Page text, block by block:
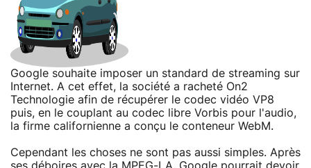
Google souhaite imposer un standard de streaming sur
Internet. A cet effet, la société a racheté On2
Technologie afin de récupérer le codec vidéo VP8
puis, en le couplant au codec libre Vorbis pour l'audio,
la firme californienne a conçu le conteneur WebM.
Cependant les choses ne sont pas aussi simples. Après
ses déboires avec la MPEG-LA, Google pourrait devoir